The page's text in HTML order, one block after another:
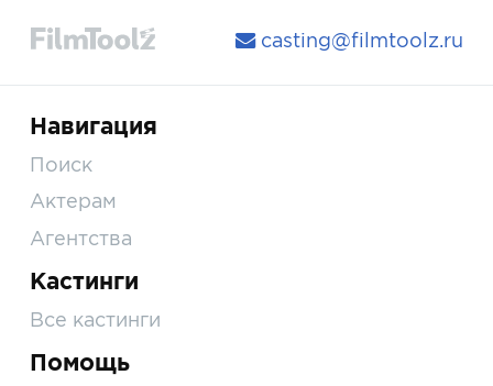
casting@filmtoolz.ru
Навигация
Поиск
Актерам
Агентства
Кастинги
Все кастинги
Помощь